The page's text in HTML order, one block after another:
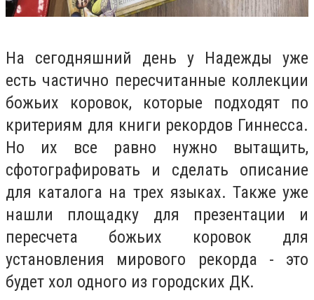
На сегодняшний день у Надежды уже
есть частично пересчитанные коллекции
божьих коровок, которые подходят по
критериям для книги рекордов Гиннесса.
Но их все равно нужно вытащить,
сфотографировать и сделать описание
для каталога на трех языках. Также уже
нашли площадку для презентации и
пересчета божьих коровок для
установления мирового рекорда - это
будет хол одного из городских ДК.